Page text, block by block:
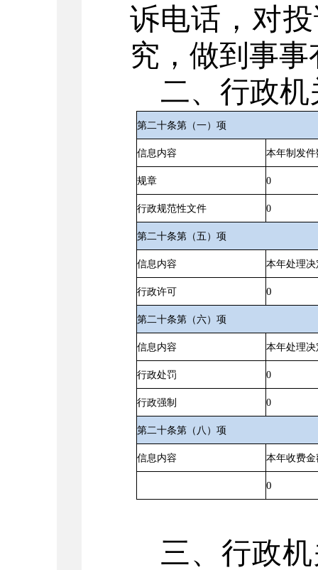
诉电话 ， 对
究，做到事
二、行政
第二十条第（一）项
信息内容 本年制发件
规章 0
行政规范性文件 0
第二十条第（五）项
信息内容 本年处理
行政许可 0
第二十条第（六）项
信息内容 本年处理
行政处罚 0
行政强制 0
第二十条第（八）项
信息内容 本年收费
0
三、行政